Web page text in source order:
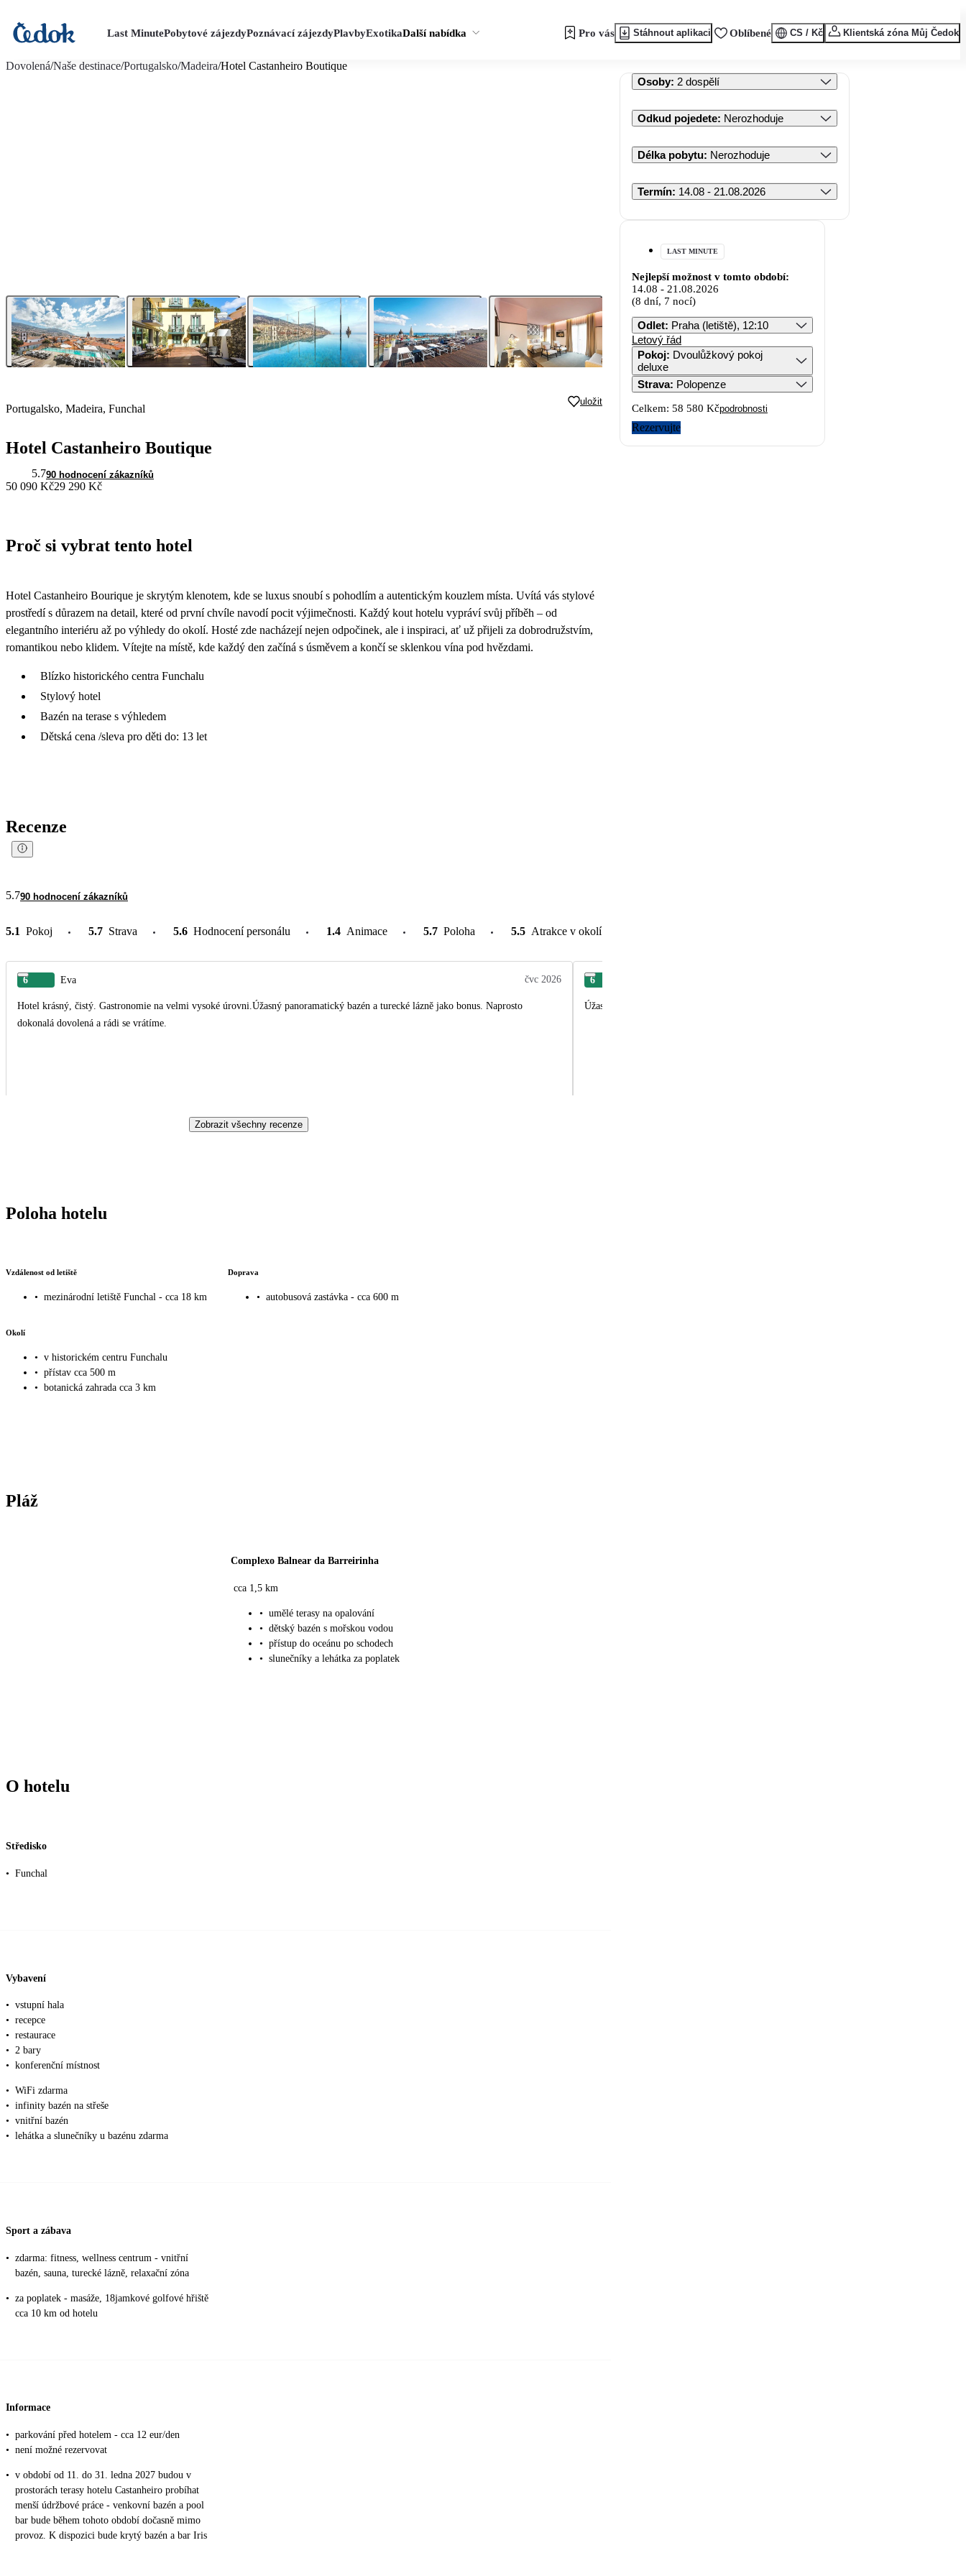
Last MinutePobytové zájezdyPoznávací zájezdyPlavbyExotikaDalší nabídka Pro vás Stáhnout aplikaci Oblíbené CS / Kč Klientská zóna Můj Čedok
Dovolená/Naše destinace/Portugalsko/Madeira/Hotel Castanheiro Boutique
Portugalsko, Madeira, Funchal
uložit
Hotel Castanheiro Boutique
5.790 hodnocení zákazníků
50 090 Kč29 290 Kč
Proč si vybrat tento hotel
Hotel Castanheiro Bourique je skrytým klenotem, kde se luxus snoubí s pohodlím a autentickým kouzlem místa. Uvítá vás stylové
prostředí s důrazem na detail, které od první chvíle navodí pocit výjimečnosti. Každý kout hotelu vypráví svůj příběh – od
elegantního interiéru až po výhledy do okolí. Hosté zde nacházejí nejen odpočinek, ale i inspiraci, ať už přijeli za dobrodružstvím,
romantikou nebo klidem. Vítejte na místě, kde každý den začíná s úsměvem a končí se sklenkou vína pod hvězdami.
Blízko historického centra Funchalu
Stylový hotel
Bazén na terase s výhledem
Dětská cena /sleva pro děti do: 13 let
Recenze
5.790 hodnocení zákazníků
5.1 Pokoj 5.7 Strava 5.6 Hodnocení personálu 1.4 Animace 5.7 Poloha 5.5 Atrakce v okolí
6 Eva čvc 2026
Hotel krásný, čistý. Gastronomie na velmi vysoké úrovni.Úžasný panoramatický bazén a turecké lázně jako bonus. Naprosto
dokonalá dovolená a rádi se vrátíme.
6
Úžasná dovolená, milý personál a top snídaně a zážitkové večeře na milované Madeiře.
Zobrazit všechny recenze
Poloha hotelu
Vzdálenost od letiště
• mezinárodní letiště Funchal - cca 18 km
Doprava
• autobusová zastávka - cca 600 m
Okolí
• v historickém centru Funchalu
• přístav cca 500 m
• botanická zahrada cca 3 km
Pláž
Complexo Balnear da Barreirinha
cca 1,5 km
• umělé terasy na opalování
• dětský bazén s mořskou vodou
• přístup do oceánu po schodech
• slunečníky a lehátka za poplatek
O hotelu
Středisko
• Funchal
Vybavení
• vstupní hala
• recepce
• restaurace
• 2 bary
• konferenční místnost
• WiFi zdarma
• infinity bazén na střeše
• vnitřní bazén
• lehátka a slunečníky u bazénu zdarma
Sport a zábava
• zdarma: fitness, wellness centrum - vnitřní
bazén, sauna, turecké lázně, relaxační zóna
• za poplatek - masáže, 18jamkové golfové hřiště
cca 10 km od hotelu
Informace
• parkování před hotelem - cca 12 eur/den
• není možné rezervovat
• v období od 11. do 31. ledna 2027 budou v
prostorách terasy hotelu Castanheiro probíhat
menší údržbové práce - venkovní bazén a pool
bar bude během tohoto období dočasně mimo
provoz. K dispozici bude krytý bazén a bar Iris
Osoby: 2 dospělí
Odkud pojedete: Nerozhoduje
Délka pobytu: Nerozhoduje
Termín: 14.08 - 21.08.2026
LAST MINUTE
Nejlepší možnost v tomto období:
14.08 - 21.08.2026
(8 dní, 7 nocí)
Odlet: Praha (letiště), 12:10
Letový řád
Pokoj: Dvoulůžkový pokoj
deluxe
Strava: Polopenze
Celkem: 58 580 Kčpodrobnosti
Rezervujte